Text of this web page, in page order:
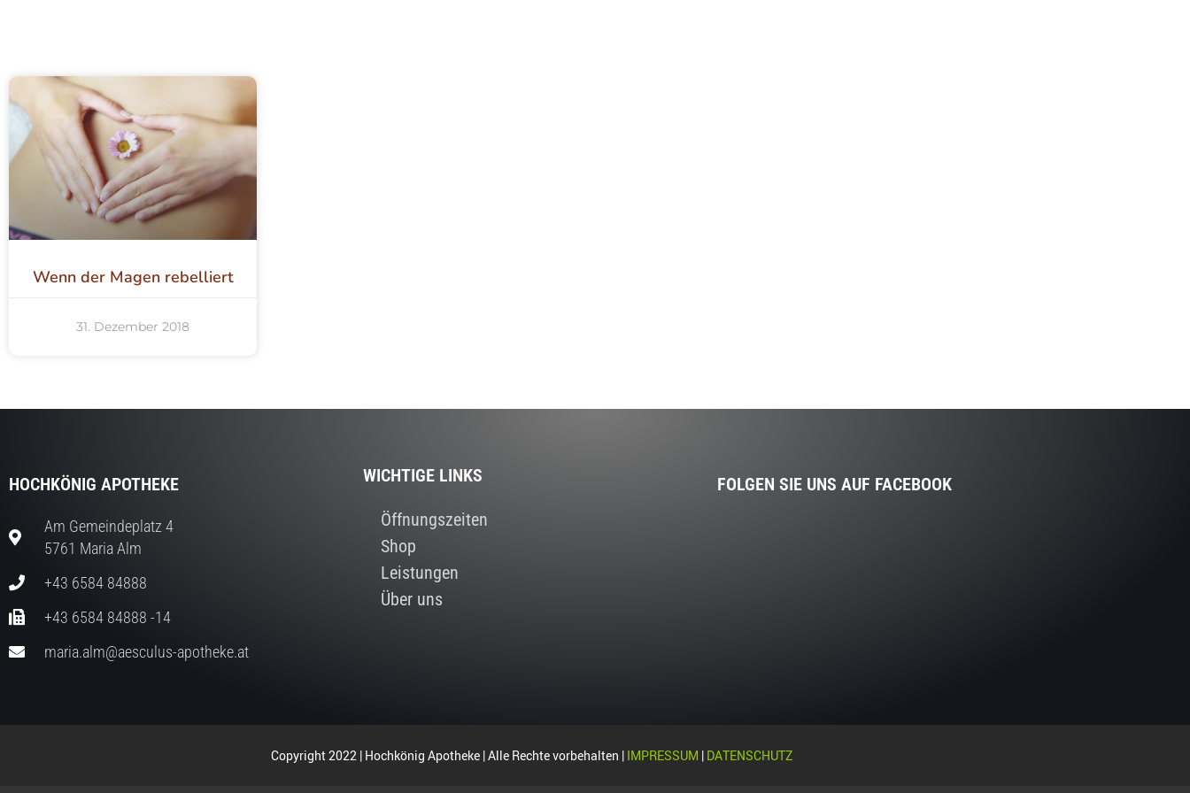
Wenn der Magen rebelliert
31. Dezember 2018
HOCHKÖNIG APOTHEKE
Am Gemeindeplatz 4
5761 Maria Alm
+43 6584 84888
+43 6584 84888 -14
maria.alm@aesculus-apotheke.at
WICHTIGE LINKS
Öffnungszeiten
Shop
Leistungen
Über uns
FOLGEN SIE UNS AUF FACEBOOK
Copyright 2022 | Hochkönig Apotheke | Alle Rechte vorbehalten | IMPRESSUM | DATENSCHUTZ